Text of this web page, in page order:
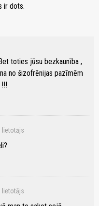
ir dots.
toties jūsu bezkaunība ,
no šizofrēnijas pazīmēm
!!!
lietotājs
lietotājs